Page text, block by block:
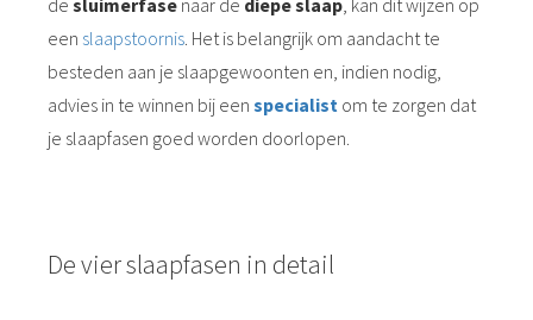
een slaapstoornis . Het is belangrijk om aandacht te
besteden aan je slaapgewoonten en, indien nodig,
advies in te winnen bij een specialist om te zorgen dat
je slaapfasen goed worden doorlopen.
De vier slaapfasen in detail